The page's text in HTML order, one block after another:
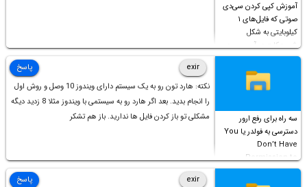
آموزش کپی کردن سی‌دی
صوتی که فایل‌های ۱
کیلوبایتی به شکل
شورت‌کات در آن موجود
است!
سه راه برای رفع ارور
دسترسی به فولدر یا You
Don’t Have
Permission to
Access this folder
exir
نکته: هارد تون رو به یک سیستم دارای ویندوز 10 وصل و روش اول
را انجام بدید. بعد اگر هارد رو به سیستمی با ویندوز مثلا 8 زدید دیگه
مشکلی تو باز کردن فایل ها ندارید. باز هم تشکر
پاسخ
exir
پاسخ